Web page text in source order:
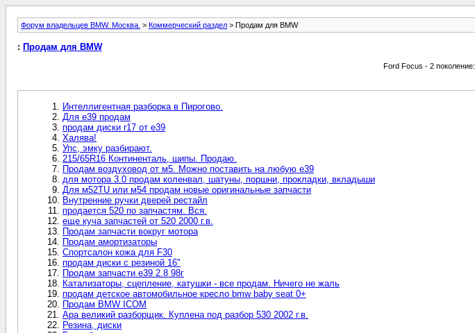
Форум владельцев BMW. Москва. > Коммерческий раздел > Продам для BMW
: Продам для BMW
Ford Focus - 2 поколение:
Интеллигентная разборка в Пирогово.
Для е39 продам
продам диски r17 от e39
Халява!
Упс, эмку разбирают.
215/65R16 Континенталь, шипы. Продаю.
Продам воздуховод от м5. Можно поставить на любую е39
для мотора 3.0 продам коленвал, шатуны, поршни, прокладки, вкладыши
Для м52TU или м54 продам новые оригинальные запчасти
Внутренние ручки дверей рестайл
продается 520 по запчастям. Вся.
еще куча запчастей от 520 2000 г.в.
Продам запчасти вокруг мотора
Продам амортизаторы
Спортсалон кожа для F30
продам диски с резиной 16"
Продам запчасти e39 2.8 98г
Катализаторы, сцепление, катушки - все продам. Ничего не жаль
продам детское автомобильное кресло bmw baby seat 0+
Продам BMW ICOM
Ара великий разборщик. Куплена под разбор 530 2002 г.в.
Резина, диски